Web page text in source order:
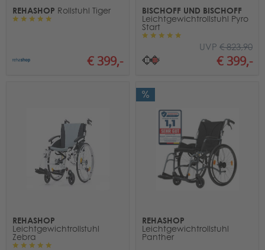
REHASHOP Rollstuhl Tiger
€ 399,-
BISCHOFF UND BISCHOFF
Leichtgewichtrollstuhl Pyro
Start
€ 399,-
UVP € 823,90
REHASHOP
Leichtgewichtrollstuhl
Zebra
REHASHOP
Leichtgewichtrollstuhl
Panther